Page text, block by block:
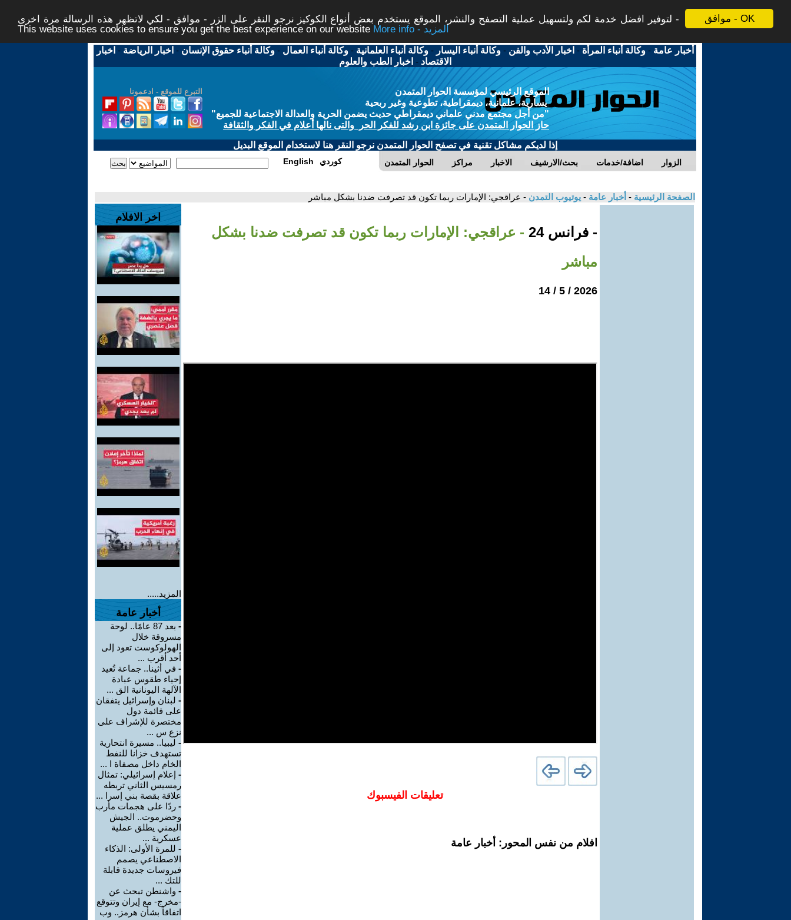
موافق - OK
لتوفير افضل خدمة لكم ولتسهيل عملية التصفح والنشر، الموقع يستخدم بعض أنواع الكوكيز نرجو النقر على الزر - موافق - لكي لاتظهر هذه الرسالة مرة اخرى -
This website uses cookies to ensure you get the best experience on our website
More info - المزيد
أخبار عامة -وكالة أنباء المرأة - اخبار الأدب والفن -وكالة أنباء اليسار -وكالة أنباء العلمانية -وكالة أنباء العمال -وكالة أنباء حقوق الإنسان - اخبار الرياضة - اخبار
الاقتصاد - اخبار الطب والعلوم
التبرع للموقع - ادعمونا
الموقع الرئيسي لمؤسسة الحوار المتمدن
يسارية، علمانية، ديمقراطية، تطوعية وغير ربحية
"من أجل مجتمع مدني علماني ديمقراطي حديث يضمن الحرية والعدالة الاجتماعية للجميع"
حاز الحوار المتمدن على جائزة ابن رشد للفكر الحر والتى نالها أعلام في الفكر والثقافة
إذا لديكم مشاكل تقنية في تصفح الحوار المتمدن نرجو النقر هنا لاستخدام الموقع البديل
الحوار المتمدن مراكز الاخبار بحث/الارشيف اضافة/خدمات الزوار English كوردي
الصفحة الرئيسية - أخبار عامة - يوتيوب التمدن - عراقجي: الإمارات ربما تكون قد تصرفت ضدنا بشكل مباشر
- فرانس 24
- عراقجي: الإمارات ربما تكون قد تصرفت ضدنا بشكل
مباشر
2026 / 5 / 14
تعليقات الفيسبوك
افلام من نفس المحور: أخبار عامة
اخر الافلام
المزيد.....
أخبار عامة
-
بعد 87 عامًا.. لوحة
مسروقة خلال
الهولوكوست تعود إلى
أحد أقرب ...
- في أثينا.. جماعة تُعيد
إحياء طقوس عبادة
الآلهة اليونانية الق ...
- لبنان وإسرائيل يتفقان
على قائمة دول
مختصرة للإشراف على
نزع س ...
- ليبيا.. مسيرة انتحارية
تستهدف خزانا للنفط
الخام داخل مصفاة ا ...
- إعلام إسرائيلي: تمثال
رمسيس الثاني تربطه
علاقة بقصة بني إسرا ...
- ردًا على هجمات مأرب
وحضرموت.. الجيش
اليمني يطلق عملية
عسكرية ...
- للمرة الأولى: الذكاء
الاصطناعي يصمم
فيروسات جديدة قابلة
للتك ...
- واشنطن تبحث عن
-مخرج- مع إيران وتتوقع
اتفاقاً بشأن هرمز.. وب